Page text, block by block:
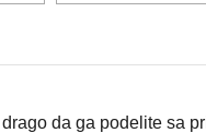
da ga podelite sa